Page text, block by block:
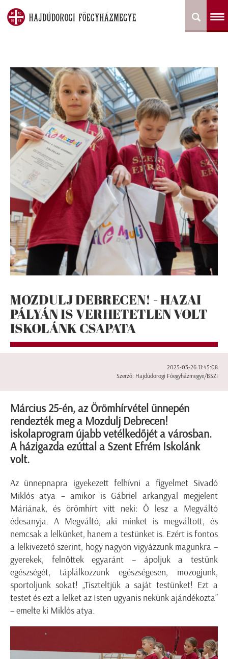
MOZDULJ DEBRECEN! - HAZAI
PÁLYÁN IS VERHETETLEN VOLT
ISKOLÁNK CSAPATA
2025-03-26 11:45:08
Szerző: Hajdúdorogi Főegyházmegye/BSZI
Március 25-én, az Örömhírvétel ünnepén
rendezték meg a Mozdulj Debrecen!
iskolaprogram újabb vetélkedőjét a városban.
A házigazda ezúttal a Szent Efrém Iskolánk
volt.
Az ünnepnapra igyekezett felhívni a figyelmet Sivadó
Miklós atya – amikor is Gábriel arkangyal megjelent
Máriának, és örömhírt vitt neki: Ő lesz a Megváltó
édesanyja. A Megváltó, aki minket is megváltott, és
nemcsak a lelkünket, hanem a testünket is. Ezért is fontos
a lelkivezető szerint, hogy nagyon vigyázzunk magunkra –
gyerekek, felnőttek egyaránt – ápoljuk a testünk
egészségét, táplálkozzunk egészségesen, mozogjunk,
sportoljunk sokat! „Tiszteltjük a saját testünket! Ezt a
testet és ezt a lelket az Isten ugyanis nekünk ajándékozta”
– emelte ki Miklós atya.